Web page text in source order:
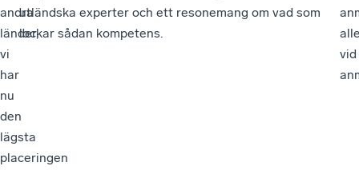
andra
länder,
vi
har
nu
den
lägsta
placeringen
utländska experter och ett resonemang om vad som
lockar sådan kompetens.
vid